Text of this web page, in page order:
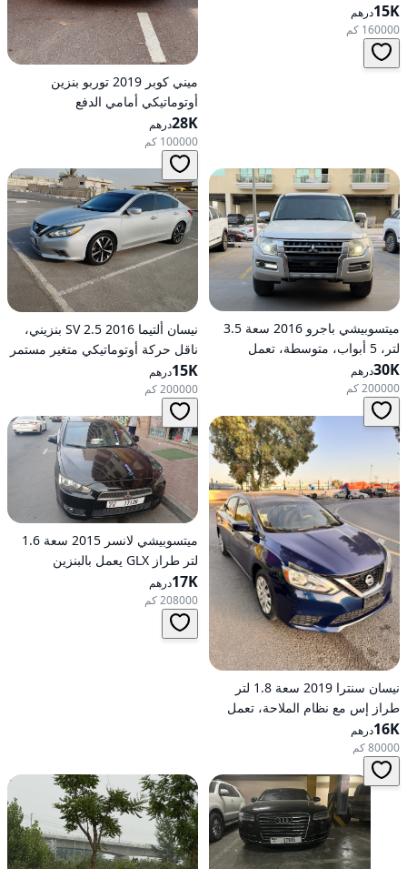
مستمر (CVT)، دفع أمامي
15Kدرهم
160000 كم
ميني كوبر 2019 توربو بنزين
أوتوماتيكي أمامي الدفع
28Kدرهم
100000 كم
ميتسوبيشي باجرو 2016 سعة 3.5
لتر، 5 أبواب، متوسطة، تعمل
بالبنزين، أوتوماتيكية، دفع رباعي
30Kدرهم
200000 كم
نيسان ألتيما 2016 2.5 SV بنزيني،
ناقل حركة أوتوماتيكي متغير مستمر
(CVT)، دفع أمامي15Kدرهم
200000 كم
نيسان سنترا 2019 سعة 1.8 لتر
طراز إس مع نظام الملاحة، تعمل
بالبنزين، ناقل حركة أوتوماتيكي، دفع
أمامي
16Kدرهم
80000 كم
ميتسوبيشي لانسر 2015 سعة 1.6
لتر طراز GLX يعمل بالبنزين
وأوتوماتيكي بدفع أمامي
17Kدرهم
208000 كم